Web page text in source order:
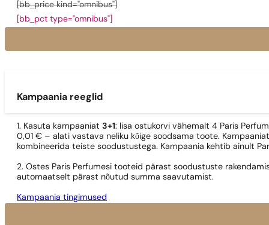
[bb_price kind="omnibus"]
[bb_pct type="omnibus"]
Kampaania reeglid
1. Kasuta kampaaniat 3+1: lisa ostukorvi vähemalt 4 Paris
0,01 € – alati vastava neliku kõige soodsama toote.
kombineerida teiste soodustustega. Kampaania kehtib ainult
2. Ostes Paris Perfumesi tooteid pärast soodustuste
automaatselt pärast nõutud summa saavutamist.
Kampaania tingimused